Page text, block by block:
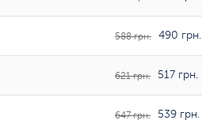
588 грн. 490 грн.
621 грн. 517 грн.
647 грн. 539 грн.